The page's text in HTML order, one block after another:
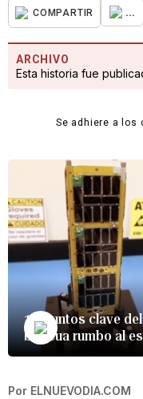
COMPARTIR ...
ARCHIVO
Esta historia fue
Se adhiere a los
12 puntos clave
boricua rumbo al
Por ELNUEVODIA.COM